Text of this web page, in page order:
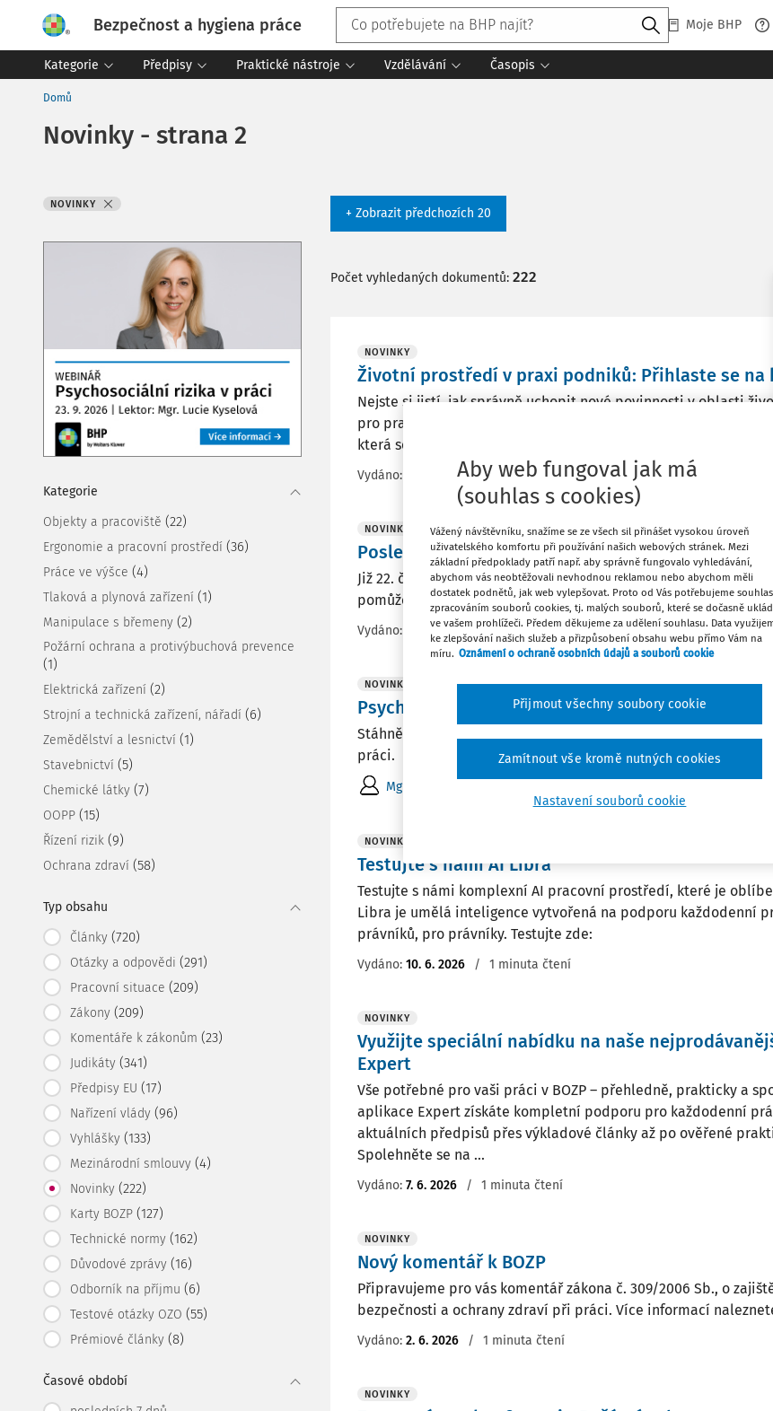
Bezpečnost a hygiena práce Moje BHP
Kategorie Předpisy Praktické nástroje Vzdělávání Časopis
Domů
Novinky - strana 2
NOVINKY
Kategorie
Objekty a pracoviště (22)
Ergonomie a pracovní prostředí (36)
Práce ve výšce (4)
Tlaková a plynová zařízení (1)
Manipulace s břemeny (2)
Požární ochrana a protivýbuchová prevence
(1)
Elektrická zařízení (2)
Strojní a technická zařízení, nářadí (6)
Zemědělství a lesnictví (1)
Stavebnictví (5)
Chemické látky (7)
OOPP (15)
Řízení rizik (9)
Ochrana zdraví (58)
Typ obsahu
Články (720)
Otázky a odpovědi (291)
Pracovní situace (209)
Zákony (209)
Komentáře k zákonům (23)
Judikáty (341)
Předpisy EU (17)
Nařízení vlády (96)
Vyhlášky (133)
Mezinárodní smlouvy (4)
Novinky (222)
Karty BOZP (127)
Technické normy (162)
Důvodové zprávy (16)
Odborník na příjmu (6)
Testové otázky OZO (55)
Prémiové články (8)
Časové období
+ Zobrazit předchozích 20
Počet vyhledaných dokumentů: 222
NOVINKY
Životní prostředí v praxi podniků: Přihlaste se na
Nejste si jistí, jak správně uchopit nové povinnosti v oblasti
pro praktické odpovědi na konferenci ENVITA 2026: Životní
která se uskuteční 1. října 2026 v Praze nebo online. Čeká vás
Vydáno: 17. 6. 2026 / 1 minuta čtení
NOVINKY
Poslední šance se přihlásit na 15. konferenci k
Již 22. června 2026 proběhne tradiční 15. konference k
pomůže rychle pochopit, co se mění a jak to nastavit bez chyb.
Vydáno: 16. 6. 2026 / 1 minuta čtení
NOVINKY
Psychosociální rizika: materiály ke stažení
Stáhněte si materiály, které připravila Mgr. Lucie Kyselová k
práci.
Mgr. Bc. Lucie Kyselová
NOVINKY
Testujte s námi AI Libra
Testujte s námi komplexní AI pracovní prostředí, které je
Libra je umělá inteligence vytvořená na podporu každodenní
právníků, pro právníky. Testujte zde:
Vydáno: 10. 6. 2026 / 1 minuta čtení
NOVINKY
Využijte speciální nabídku na naše
Expert
Vše potřebné pro vaši práci v BOZP – přehledně, prakticky a
aplikace Expert získáte kompletní podporu pro každodenní
aktuálních předpisů přes výkladové články až po ověřené
Spolehněte se na ...
Vydáno: 7. 6. 2026 / 1 minuta čtení
NOVINKY
Nový komentář k BOZP
Připravujeme pro vás komentář zákona č. 309/2006 Sb., o
bezpečnosti a ochrany zdraví při práci. Více informací
Vydáno: 2. 6. 2026 / 1 minuta čtení
NOVINKY
Aby web fungoval jak má
(souhlas s cookies)
Vážený návštěvníku, snažíme se ze všech sil přinášet vysokou úroveň
uživatelského komfortu při používání našich webových stránek. Mezi
základní předpoklady patří např. aby správně fungovalo vyhledávání,
abychom vás neobtěžovali nevhodnou reklamou nebo abychom měli
dostatek podnětů, jak web vylepšovat. Proto od Vás potřebujeme
zpracováním souborů cookies, tj. malých souborů, které se dočasně
ve vašem prohlížeči. Předem děkujeme za udělení souhlasu. Data
ke zlepšování našich služeb a přizpůsobení obsahu webu přímo Vám na
míru. Oznámení o ochraně osobních údajů a souborů cookie
Nastavení souborů cookie
Zamítnout vše kromě nutných cookies
Přijmout všechny soubory cookie